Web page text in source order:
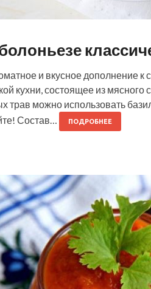
и вкусное дополнение к
кухни, состоящее из
трав можно использовать
Состав…
ПОДРОБНЕЕ